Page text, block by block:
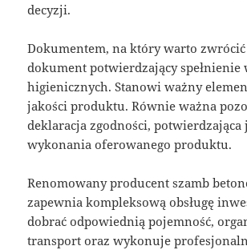
decyzji.
Dokumentem, na który warto
dokument potwierdzający spełnienie
higienicznych. Stanowi ważny
jakości produktu. Równie ważna
deklaracja zgodności, potwierdzająca
wykonania oferowanego produktu.
Renomowany producent szamb
zapewnia kompleksową obsługę
dobrać odpowiednią pojemność,
transport oraz wykonuje